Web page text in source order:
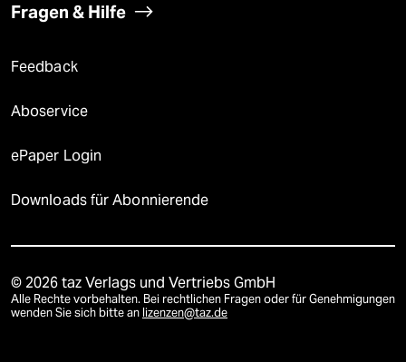
Fragen & Hilfe
Feedback
Aboservice
ePaper Login
Downloads für Abonnierende
© 2026 taz Verlags und Vertriebs GmbH
Alle Rechte vorbehalten. Bei rechtlichen Fragen oder für Genehmigungen
wenden Sie sich bitte an lizenzen@taz.de